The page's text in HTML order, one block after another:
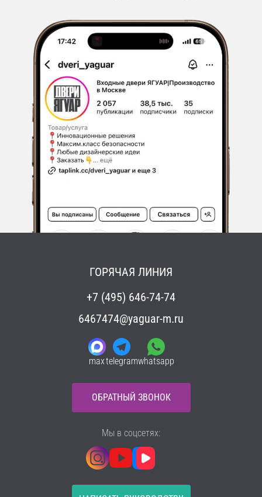
ГОРЯЧАЯ ЛИНИЯ
+7 (495) 646-74-74
6467474@yaguar-m.ru
maxtelegramwhatsapp
ОБРАТНЫЙ ЗВОНОК
Мы в соцсетях: